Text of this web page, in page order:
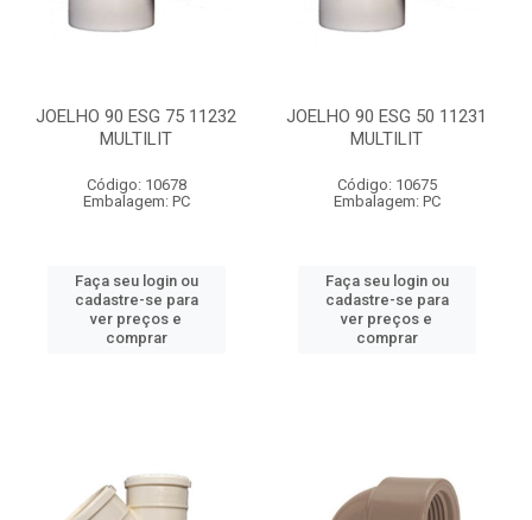
JOELHO 90 ESG 75 11232
MULTILIT
Código: 10678
Embalagem: PC
Faça seu login ou
cadastre-se para
ver preços e
comprar
JOELHO 90 ESG 50 11231
MULTILIT
Código: 10675
Embalagem: PC
Faça seu login ou
cadastre-se para
ver preços e
comprar